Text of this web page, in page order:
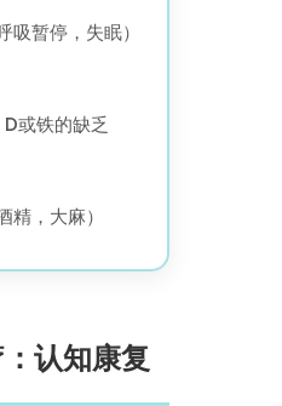
吸暂停，失眠）
或铁的缺乏
精，大麻）
认知康复